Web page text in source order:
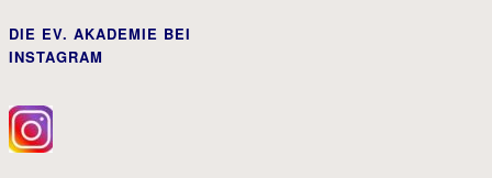
DIE EV. AKADEMIE BEI
INSTAGRAM